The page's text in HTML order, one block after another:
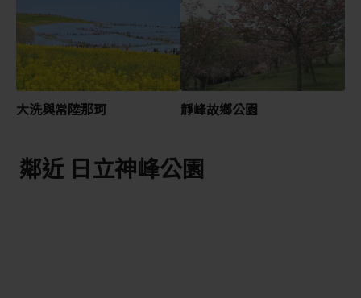
大洗與常陸那珂 靜峰故鄉公園
鄰近 日立神峰公園